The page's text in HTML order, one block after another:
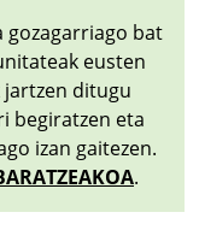
gozagarriago bat
eusten
jartzen ditugu
begiratzen eta
izan gaitezen.
.